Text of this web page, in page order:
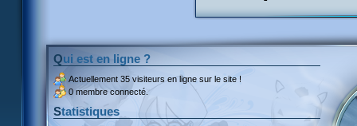
Qui est en ligne ?
Actuellement 35 visiteurs en ligne sur le site !
0 membre connecté.
Statistiques